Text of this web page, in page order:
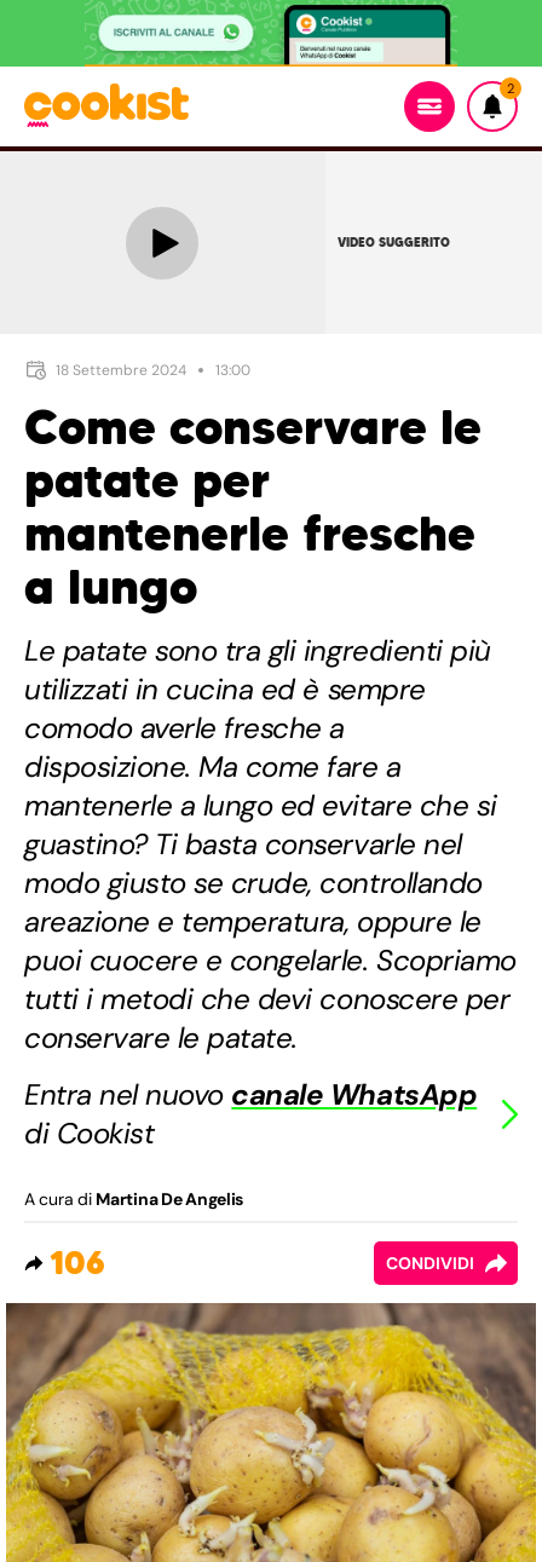
2
VIDEO SUGGERITO
18 Settembre 2024 13:00
Come conservare le
patate per
mantenerle fresche
a lungo
Le patate sono tra gli ingredienti più
utilizzati in cucina ed è sempre
comodo averle fresche a
disposizione. Ma come fare a
mantenerle a lungo ed evitare che si
guastino? Ti basta conservarle nel
modo giusto se crude, controllando
areazione e temperatura, oppure le
puoi cuocere e congelarle. Scopriamo
tutti i metodi che devi conoscere per
conservare le patate.
Entra nel nuovo canale WhatsApp
di Cookist
A cura di Martina De Angelis
106 CONDIVIDI